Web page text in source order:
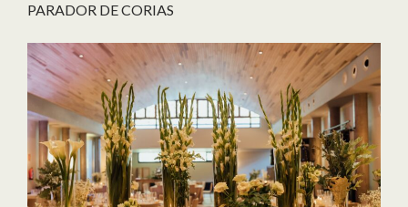
PARADOR DE CORIAS